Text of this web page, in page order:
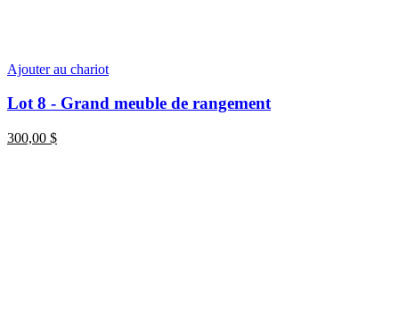
Ajouter au chariot
Lot 8 - Grand meuble de rangement
300,00 $